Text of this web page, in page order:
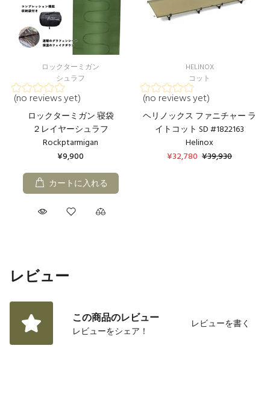
ロックターミガン
シュラフ
(no reviews yet)
ロックターミガン 寝袋
２レイヤーシュラフ
Rockptarmigan
¥9,900
カートに入れる
HELINOX
コット
(no reviews yet)
ヘリノックス ファニチャー ラ
イトコット SD #1822163
Helinox
¥32,780 ¥39,930
レビュー
この商品のレビュー
レビューをシェア！
レビューを書く